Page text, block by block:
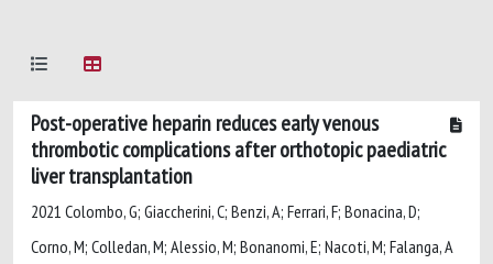
Post-operative heparin reduces early venous
thrombotic complications after orthotopic paediatric
liver transplantation
2021 Colombo, G; Giaccherini, C; Benzi, A; Ferrari, F; Bonacina, D;
Corno, M; Colledan, M; Alessio, M; Bonanomi, E; Nacoti, M; Falanga, A